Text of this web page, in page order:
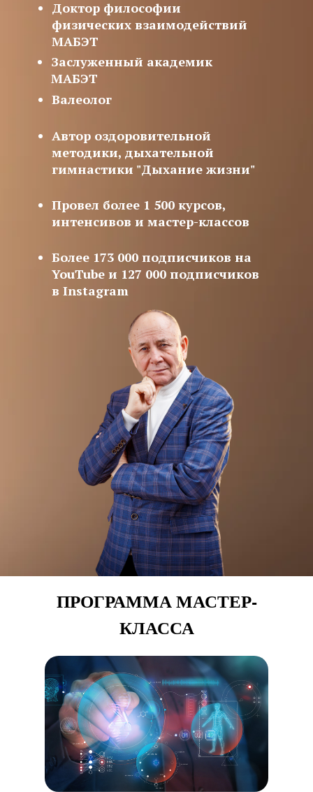
Доктор философии
физических взаимодействий
МАБЭТ
Заслуженный академик
МАБЭТ
Валеолог
Автор оздоровительной
методики, дыхательной
гимнастики "Дыхание жизни"
Провел более 1 500 курсов,
интенсивов и мастер-классов
Более 173 000 подписчиков на
YouTube и 127 000 подписчиков
в Instagram
ПРОГРАММА МАСТЕР-
КЛАССА